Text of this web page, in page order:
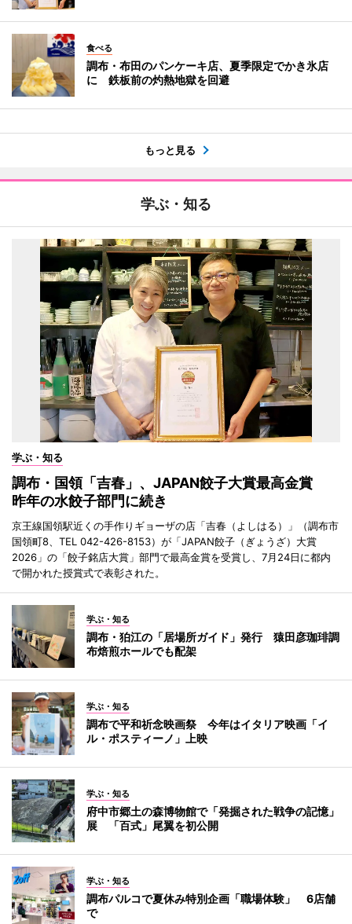
食べる
調布・布田のパンケーキ店、夏季限定でかき氷店
に 鉄板前の灼熱地獄を回避
もっと見る
学ぶ・知る
学ぶ・知る
調布・国領「吉春」、JAPAN餃子大賞最高金賞
昨年の水餃子部門に続き
京王線国領駅近くの手作りギョーザの店「吉春（よしはる）」（調布市
国領町8、TEL 042-426-8153）が「JAPAN餃子（ぎょうざ）大賞
2026」の「餃子銘店大賞」部門で最高金賞を受賞し、7月24日に都内
で開かれた授賞式で表彰された。
学ぶ・知る
調布・狛江の「居場所ガイド」発行 猿田彦珈琲調
布焙煎ホールでも配架
学ぶ・知る
調布で平和祈念映画祭 今年はイタリア映画「イ
ル・ポスティーノ」上映
学ぶ・知る
府中市郷土の森博物館で「発掘された戦争の記憶」
展 「百式」尾翼を初公開
学ぶ・知る
調布パルコで夏休み特別企画「職場体験」 6店舗
で